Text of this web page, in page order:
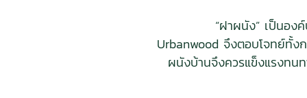
“ฝาผนัง” เป็นอง
Urbanwood จึงตอบโจทย์ทั้ง
ผนังบ้านจึงควรแข็งแรงทน